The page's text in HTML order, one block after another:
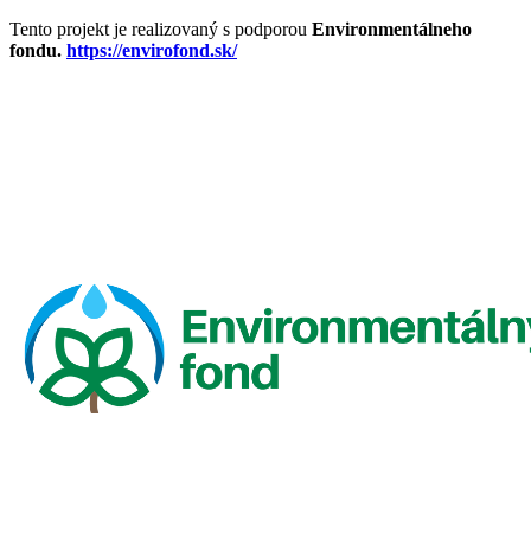
Tento projekt je realizovaný s podporou Environmentálneho
fondu. https://envirofond.sk/